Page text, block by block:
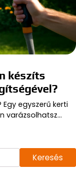
készíts
egyszerű kerti
varázsolhatsz…
Keresés